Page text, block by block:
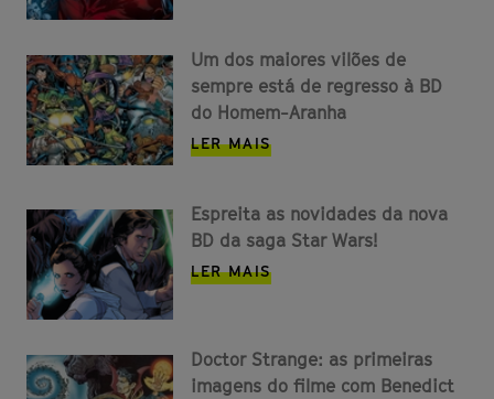
Um dos maiores vilões de
sempre está de regresso à BD
do Homem-Aranha
LER MAIS
Espreita as novidades da nova
BD da saga Star Wars!
LER MAIS
Doctor Strange: as primeiras
imagens do filme com Benedict